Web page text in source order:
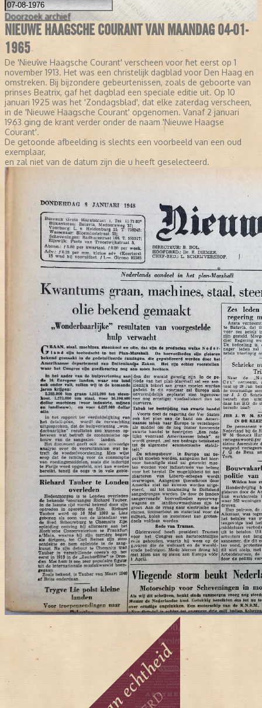
Doorzoek archief
NIEUWE HAAGSCHE COURANT VAN MAANDAG 04-01-
1965
De 'Nieuwe Haagsche Courant' verscheen voor het eerst op 1
november 1913. Het was een christelijk dagblad voor Den Haag en
omstreken. Bij bijzondere gebeurtenissen, zoals de geboorte van
prinses Beatrix, gaf het dagblad een speciale editie uit. Op 10
januari 1925 was het 'Zondagsblad', dat elke zaterdag verscheen,
in de 'Nieuwe Haagsche Courant' opgenomen. Vanaf 2 januari
1963 ging de krant verder onder de naam 'Nieuwe Haagse
Courant'.
De getoonde afbeelding is slechts een voorbeeld van een oud
exemplaar,
en zal niet van de datum zijn die u heeft geselecteerd.